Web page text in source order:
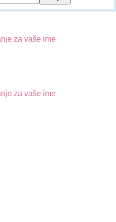
za vaše ime
za vaše ime